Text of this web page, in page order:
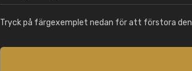
Tryck på färgexemplet nedan för att förstora